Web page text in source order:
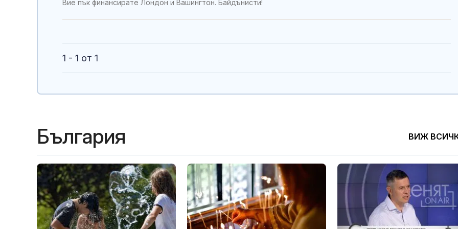
Вие пък финансирате Лондон и Вашингтон. Байдънисти!
1 - 1 от 1
България ВИЖ